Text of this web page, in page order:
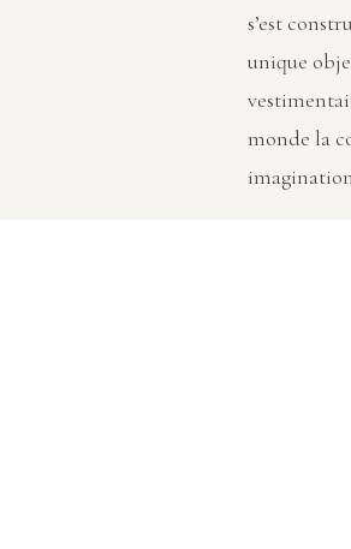
s’est
unique
monde la